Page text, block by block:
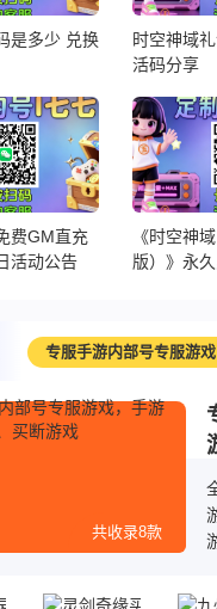
是多少 兑换
时空神域
活码分享
费GM直充
活动公告
《时空神
版）》永
专服手游内部号专服游
共收录8款